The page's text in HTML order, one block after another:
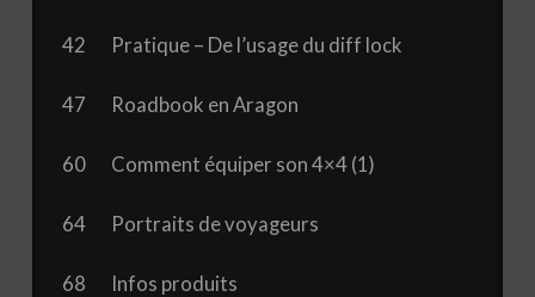
42 Pratique – De l’usage du diff lock
47 Roadbook en Aragon
60 Comment équiper son 4×4 (1)
64 Portraits de voyageurs
68 Infos produits